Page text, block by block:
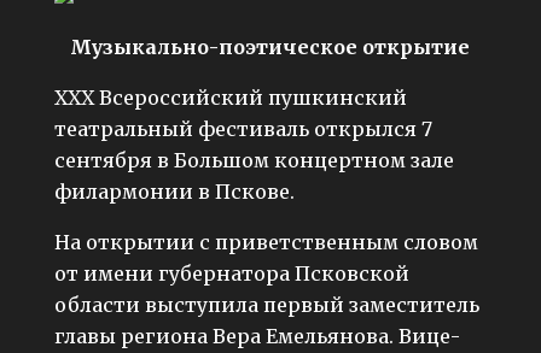
Музыкально-поэтическое открытие
ХХХ Всероссийский пушкинский
театральный фестиваль открылся 7
сентября в Большом концертном зале
филармонии в Пскове.
На открытии с приветственным словом
от имени губернатора Псковской
области выступила первый заместитель
главы региона Вера Емельянова. Вице-